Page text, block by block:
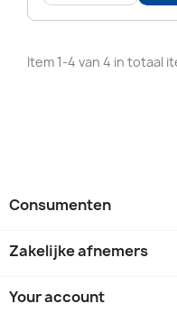
Item 1-4 van 4 in totaal
Consumenten
Zakelijke afnemers
Your account